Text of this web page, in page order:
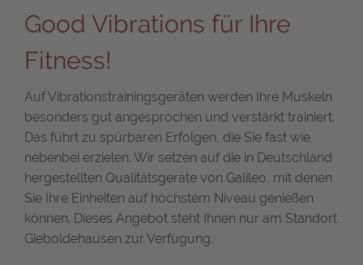
Good Vibrations für Ihre
Fitness!
Auf Vibrationstrainingsgeräten werden Ihre Muskeln
besonders gut angesprochen und verstärkt trainiert.
Das führt zu spürbaren Erfolgen, die Sie fast wie
nebenbei erzielen. Wir setzen auf die in Deutschland
hergestellten Qualitätsgeräte von Galileo, mit denen
Sie Ihre Einheiten auf höchstem Niveau genießen
können. Dieses Angebot steht Ihnen nur am Standort
Gieboldehausen zur Verfügung.